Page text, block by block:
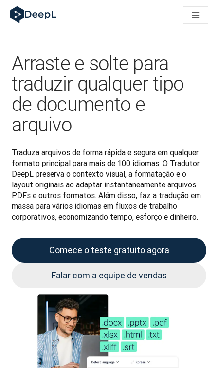
DeepL para agentes de IA
Translation Flow do DeepL: Novos fluxos de trabalho com
Entendendo a confiança na IA linguística empresarial. Em
Desenvolvendo a Avaliação de Qualidade de Tradução do
De tradução de qualidade a plataforma de voz em tempo real
Building an instantly accessible voice demo with DeepL
Arraste e solte para
traduzir qualquer tipo
de documento e
arquivo
Traduza arquivos de forma rápida e segura em qualquer
formato principal para mais de 100 idiomas. O Tradutor
DeepL preserva o contexto visual, a formatação e o
layout originais ao adaptar instantaneamente arquivos
PDFs e outros formatos. Além disso, faz a tradução em
massa para vários idiomas em fluxos de trabalho
corporativos, economizando tempo, esforço e dinheiro.
Comece o teste gratuito agora
Falar com a equipe de vendas